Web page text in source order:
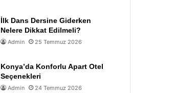
İlk Dans Dersine Giderken
Nelere Dikkat Edilmeli?
Admin 25 Temmuz 2026
Konya’da Konforlu Apart Otel
Seçenekleri
Admin 24 Temmuz 2026